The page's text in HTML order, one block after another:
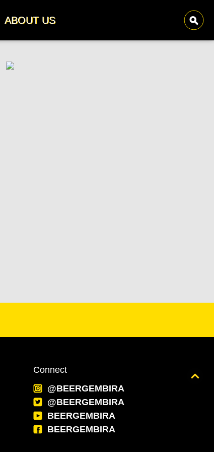
ABOUT US
Connect
@BEERGEMBIRA
@BEERGEMBIRA
BEERGEMBIRA
BEERGEMBIRA